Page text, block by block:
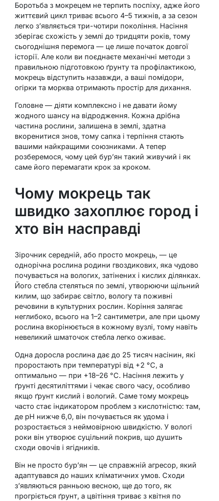
Боротьба з мокрецем не терпить поспіху, адже його
життєвий цикл триває всього 4–5 тижнів, а за сезон
легко з’являється три-чотири покоління. Насіння
зберігає схожість у землі до тридцяти років, тому
сьогоднішня перемога — це лише початок довгої
історії. Але коли ви поєднаєте механічні методи з
правильною підготовкою ґрунту та профілактикою,
мокрець відступить назавжди, а ваші помідори,
огірки та морква отримають простір для дихання.
Головне — діяти комплексно і не давати йому
жодного шансу на відродження. Кожна дрібна
частина рослини, залишена в землі, здатна
вкоренитися знов, тому сапка і терпіння стають
вашими найкращими союзниками. А тепер
розберемося, чому цей бур’ян такий живучий і як
саме його перемагати крок за кроком.
Чому мокрець так
швидко захоплює город і
хто він насправді
Зірочник середній, або просто мокрець, — це
однорічна рослина родини гвоздикових, яка чудово
почувається на вологих, затінених і кислих ділянках.
Його стебла стеляться по землі, утворюючи щільний
килим, що забирає світло, вологу та поживні
речовини в культурних рослин. Коріння залягає
неглибоко, всього на 1–2 сантиметри, але при цьому
рослина вкорінюється в кожному вузлі, тому навіть
невеликий шматочок стебла легко оживає.
Одна доросла рослина дає до 25 тисяч насінин, які
проростають при температурі від +2 °C, а
оптимально — при +18–26 °C. Насіння лежить у
ґрунті десятиліттями і чекає свого часу, особливо
якщо ґрунт кислий і вологий. Саме тому мокрець
часто стає індикатором проблем з кислотністю: там,
де рН нижче 6,0, він почувається як удома і
розростається з неймовірною швидкістю. У вологі
роки він утворює суцільний покрив, що душить
сходи овочів і ягідників.
Він не просто бур’ян — це справжній агресор, який
адаптувався до наших кліматичних умов. Сходи
з’являються ранньою весною, ще до того, як
прогріється ґрунт, а цвітіння триває з квітня по